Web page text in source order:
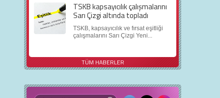
TSKB kapsayıcılık çalışmalarını
Sarı Çizgi altında topladı
TSKB, kapsayıcılık ve fırsat eşitliği
çalışmalarını Sarı Çizgi Yeni...
TÜM HABERLER